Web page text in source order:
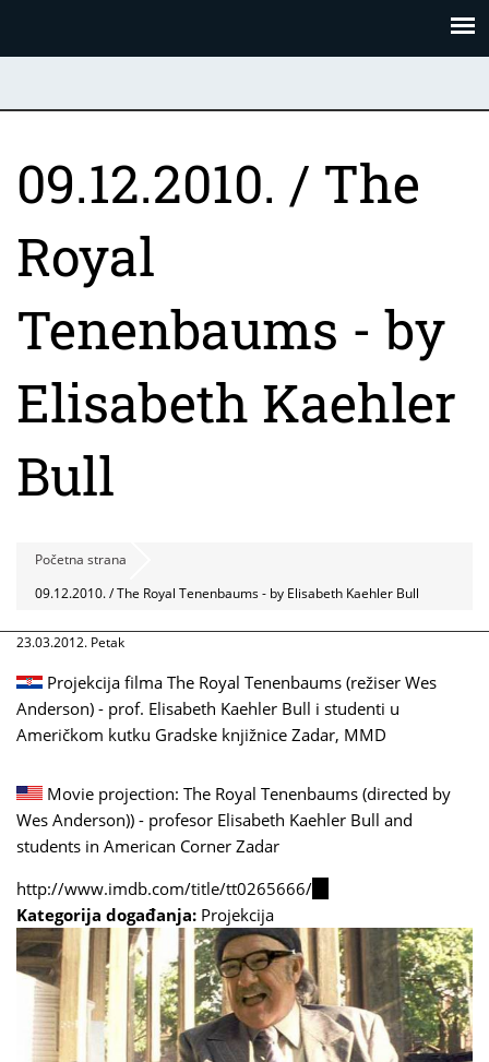
09.12.2010. / The
Royal
Tenenbaums - by
Elisabeth Kaehler
Bull
Početna strana
09.12.2010. / The Royal Tenenbaums - by Elisabeth Kaehler Bull
23.03.2012. Petak
Projekcija filma The Royal Tenenbaums (režiser Wes
Anderson) - prof. Elisabeth Kaehler Bull i studenti u
Američkom kutku Gradske knjižnice Zadar, MMD
Movie projection: The Royal Tenenbaums (directed by
Wes Anderson)) - profesor Elisabeth Kaehler Bull and
students in American Corner Zadar
http://www.imdb.com/title/tt0265666/
external)
Kategorija događanja: Projekcija